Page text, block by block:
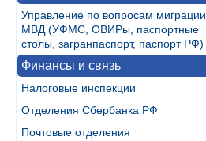
Управление по вопросам миграции
МВД (УФМС, ОВИРы, паспортные
столы, загранпаспорт, паспорт РФ)
Финансы и связь
Налоговые инспекции
Отделения Сбербанка РФ
Почтовые отделения